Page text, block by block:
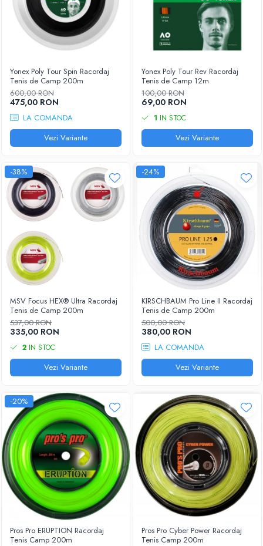
Yonex Poly Tour Spin Racordaj
Tenis de Camp 200m
600,00 RON
475,00 RON
LA COMANDA
Vezi Variante
Yonex Poly Tour Rev Racordaj
Tenis de Camp 12m
100,00 RON
69,00 RON
1 IN STOC
Vezi Variante
-38%
MSV Focus HEX® Ultra Racordaj
Tenis de Camp 200m
537,00 RON
335,00 RON
2 IN STOC
Vezi Variante
-24%
KIRSCHBAUM Pro Line II Racordaj
Tenis de Camp 200m
500,00 RON
380,00 RON
LA COMANDA
Vezi Variante
-20%
Pros Pro ERUPTION Racordaj
Tenis Camp 200m
Pros Pro Cyber Power Racordaj
Tenis Camp 200m